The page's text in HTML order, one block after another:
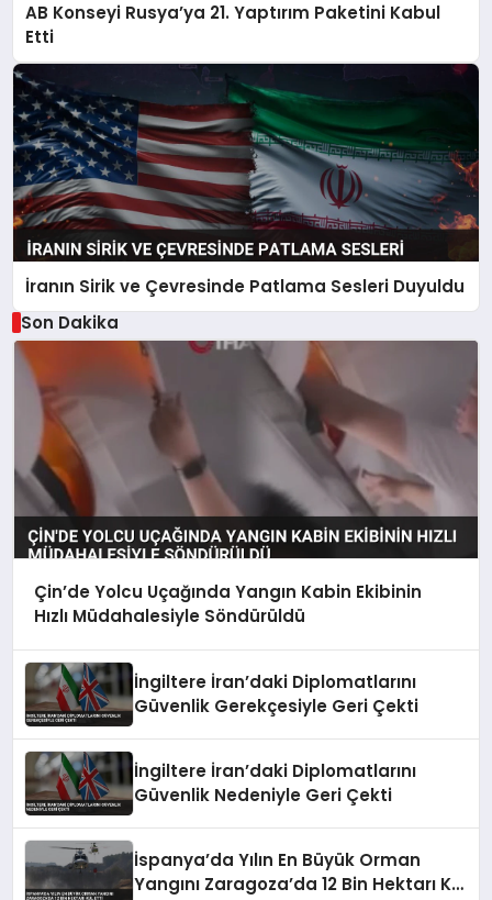
AB Konseyi Rusya’ya 21. Yaptırım Paketini Kabul
Etti
İranın Sirik ve Çevresinde Patlama Sesleri Duyuldu
Son Dakika
Çin’de Yolcu Uçağında Yangın Kabin Ekibinin
Hızlı Müdahalesiyle Söndürüldü
İngiltere İran’daki Diplomatlarını
Güvenlik Gerekçesiyle Geri Çekti
İngiltere İran’daki Diplomatlarını
Güvenlik Nedeniyle Geri Çekti
İspanya’da Yılın En Büyük Orman
Yangını Zaragoza’da 12 Bin Hektarı Kül